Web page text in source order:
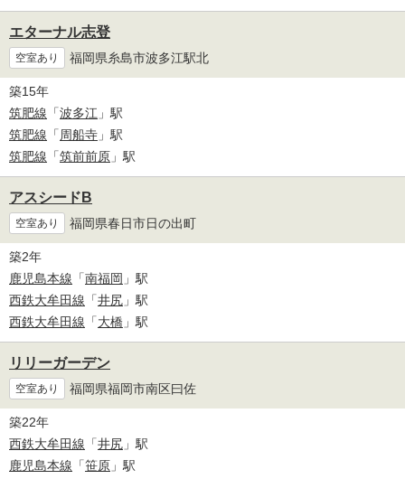
エターナル志登
空室あり 福岡県糸島市波多江駅北
築15年
筑肥線 「波多江 」駅
筑肥線 「 周船寺 」駅
筑肥線 「筑前前原 」駅
アスシードB
空室あり 福岡県春日市日の出町
築2年
鹿児島本線 「南福岡 」駅
西鉄大牟田線 「井尻 」駅
西鉄大牟田線 「大橋 」駅
リリーガーデン
空室あり 福岡県福岡市南区曰佐
築22年
西鉄大牟田線 「井尻 」駅
鹿児島本線 「笹原 」駅